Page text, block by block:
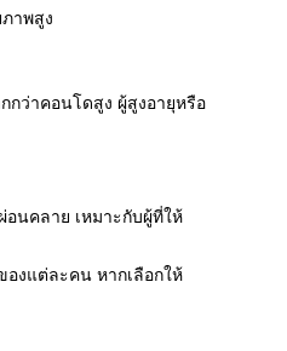
าพสูง
กว่าคอนโดสูง ผู้สูงอายุหรือ
อนคลาย เหมาะกับผู้ที่ให้
งแต่ละคน หากเลือกให้